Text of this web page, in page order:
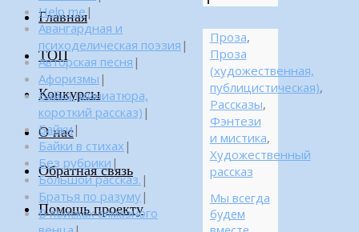
Главная
ТОП
Конкурсы
О нас
Обратная связь
Помощь проекту
Проза,
Проза
(художественная,
публицистическая),
Рассказы,
Фэнтези
и мистика,
Художественный
рассказ
Мы всегда
будем
Help me|
Авангардная и
психоделическая поэзия |
Авторская песня |
Афоризмы |
Байка (миниатюра,
короткий рассказ) |
Байки|
Байки в стихах |
Без рубрики |
Большой рассказ. |
Братья по разуму|
В поисках алмазного